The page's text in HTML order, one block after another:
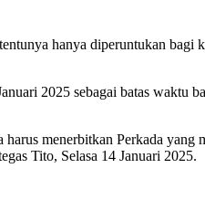
hanya diperuntukan
2025 sebagai batas waktu
menerbitkan Perkada
Tito, Selasa 14 Januari 2025.